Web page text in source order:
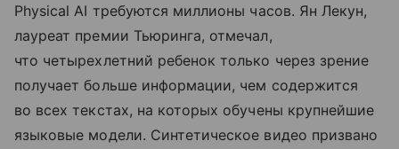
Physical AI требуются миллионы часов. Ян Лекун,
лауреат премии Тьюринга, отмечал,
что четырехлетний ребенок только через зрение
получает больше информации, чем содержится
во всех текстах, на которых обучены крупнейшие
языковые модели. Синтетическое видео призвано